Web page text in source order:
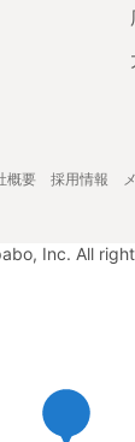
概要 採用情報
Inc. All